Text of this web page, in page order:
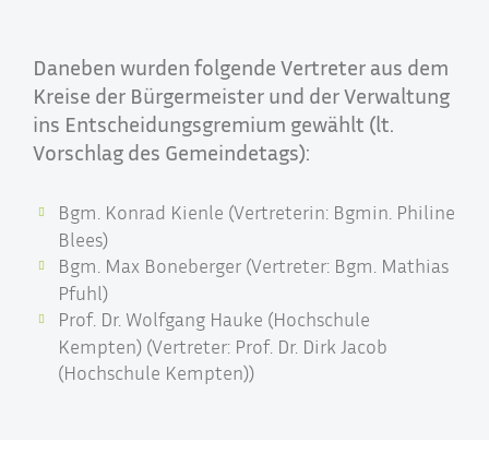
Daneben wurden folgende Vertreter aus dem
Kreise der Bürgermeister und der Verwaltung
ins Entscheidungsgremium gewählt (lt.
Vorschlag des Gemeindetags):
Bgm. Konrad Kienle (Vertreterin: Bgmin. Philine
Blees)
Bgm. Max Boneberger (Vertreter: Bgm. Mathias
Pfuhl)
Prof. Dr. Wolfgang Hauke (Hochschule
Kempten) (Vertreter: Prof. Dr. Dirk Jacob
(Hochschule Kempten))